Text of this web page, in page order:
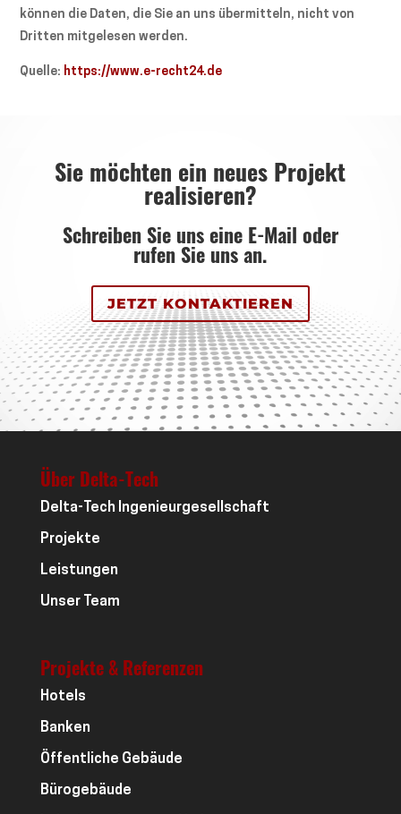
können die Daten, die Sie an uns übermitteln, nicht von
Dritten mitgelesen werden.
Quelle: https://www.e-recht24.de
Sie möchten ein neues Projekt
realisieren?
Schreiben Sie uns eine E-Mail oder
rufen Sie uns an.
JETZT KONTAKTIEREN
Über Delta-Tech
Delta-Tech Ingenieurgesellschaft
Projekte
Leistungen
Unser Team
Projekte & Referenzen
Hotels
Banken
Öffentliche Gebäude
Bürogebäude